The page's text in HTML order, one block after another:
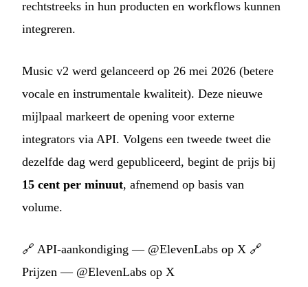
rechtstreeks in hun producten en workflows kunnen
integreren.
Music v2 werd gelanceerd op 26 mei 2026 (betere
vocale en instrumentale kwaliteit). Deze nieuwe
mijlpaal markeert de opening voor externe
integrators via API. Volgens een tweede tweet die
dezelfde dag werd gepubliceerd, begint de prijs bij
15 cent per minuut, afnemend op basis van
volume.
🔗 API-aankondiging — @ElevenLabs op X 🔗
Prijzen — @ElevenLabs op X